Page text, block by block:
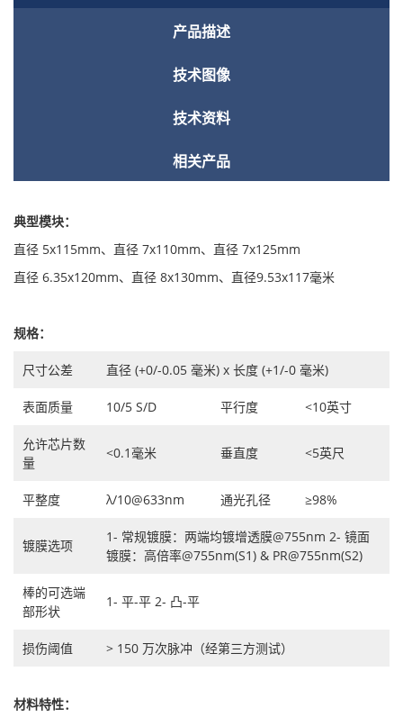
产品描述
技术图像
技术资料
相关产品
典型模块：
直径 5x115mm、直径 7x110mm、直径 7x125mm
直径 6.35x120mm、直径 8x130mm、直径9.53x117毫米
规格：
尺寸公差 直径 (+0/-0.05 毫米) x 长度 (+1/-0 毫米)
表面质量 10/5 S/D 平行度 <10英寸
允许芯片数
量
<0.1毫米 垂直度 <5英尺
平整度 λ/10@633nm 通光孔径 ≥98%
镀膜选项
1- 常规镀膜：两端均镀增透膜@755nm 2- 镜面
镀膜：高倍率@755nm(S1) & PR@755nm(S2)
棒的可选端
部形状
1- 平-平 2- 凸-平
损伤阈值 > 150 万次脉冲（经第三方测试）
材料特性：